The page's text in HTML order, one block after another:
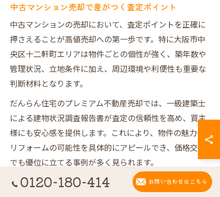
中古マンション売却で差がつく査定ポイント
中古マンションの売却において、査定ポイントを正確に
押さえることが高値売却への第一歩です。特に大阪市中
央区十二軒町エリアは物件ごとの個性が強く、築年数や
管理状況、立地条件に加え、周辺環境や利便性も重要な
判断材料となります。
だんらん住宅のプレミアム不動産売却では、一級建築士
による建物状況調査報告書が査定の信頼性を高め、買主
様にも安心感を提供します。これにより、物件の魅力や
リフォームの可能性を具体的にアピールでき、価格交渉
でも優位に立てる事例が多く見られます。
査定時にはオリジナルデザイン図面やVR室内写真を活用
0120-180-414 お問い合わせはこちら